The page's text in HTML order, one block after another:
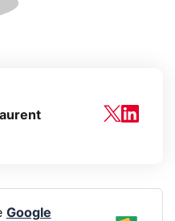
Google